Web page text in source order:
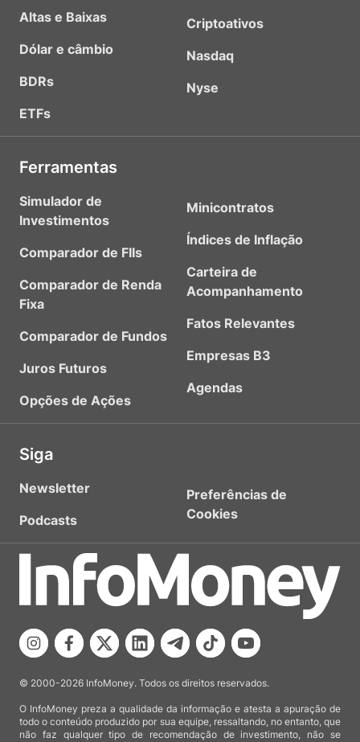
Altas e Baixas
Dólar e câmbio
BDRs
ETFs
Criptoativos
Nasdaq
Nyse
Ferramentas
Simulador de
Investimentos
Comparador de FIIs
Comparador de Renda
Fixa
Comparador de Fundos
Juros Futuros
Opções de Ações
Minicontratos
Índices de Inflação
Carteira de
Acompanhamento
Fatos Relevantes
Empresas B3
Agendas
Siga
Newsletter
Podcasts
Preferências de
Cookies
© 2000-2026 InfoMoney. Todos os direitos reservados.
O InfoMoney preza a qualidade da informação e atesta a apuração de
todo o conteúdo produzido por sua equipe, ressaltando, no entanto, que
não faz qualquer tipo de recomendação de investimento, não se